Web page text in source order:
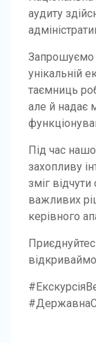
аудиту
Запрошуємо
унікальній
таємниць
але й надає
Під час
захопливу
зміг
важливих
керівного